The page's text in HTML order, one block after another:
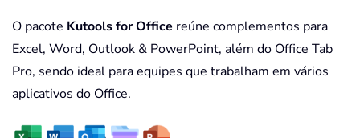
O pacote Kutools for Office reúne complementos para
Excel, Word, Outlook & PowerPoint, além do Office Tab
Pro, sendo ideal para equipes que trabalham em vários
aplicativos do Office.